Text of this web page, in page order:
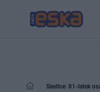
Siedlce: 81-latek